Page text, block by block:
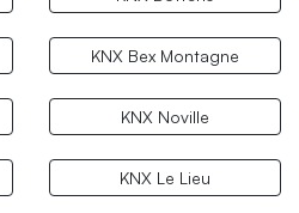
KNX Bex Montagne
KNX Noville
KNX Le Lieu